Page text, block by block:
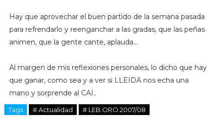
Hay que aprovechar el buen partido de la semana pasada
para refrendarlo y reenganchar a las gradas, que las peñas
animen, que la gente cante, aplauda...
Al margen de mis reflexiones personales, lo dicho que hay
que ganar, como sea y a ver si LLEIDA nos echa una
mano y sorprende al CAI..
Tags # Actualidad # LEB ORO 2007/08